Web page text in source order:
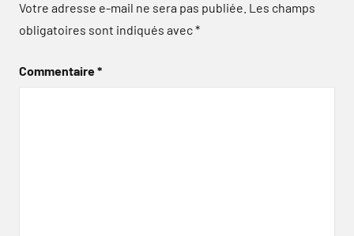
Votre adresse e-mail ne sera pas publiée. Les champs
obligatoires sont indiqués avec*
Commentaire*